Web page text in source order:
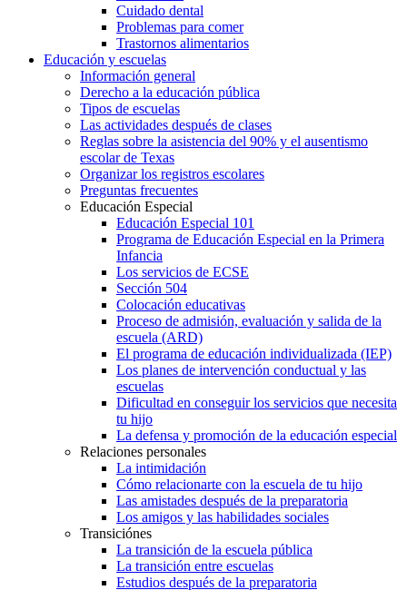
Cuidado dental
Problemas para comer
Trastornos alimentarios
Educación y escuelas
Información general
Derecho a la educación pública
Tipos de escuelas
Las actividades después de clases
Reglas sobre la asistencia del 90% y el ausentismo
escolar de Texas
Organizar los registros escolares
Preguntas frecuentes
Educación Especial
Educación Especial 101
Programa de Educación Especial en la Primera
Infancia
Los servicios de ECSE
Sección 504
Colocación educativas
Proceso de admisión, evaluación y salida de la
escuela (ARD)
El programa de educación individualizada (IEP)
Los planes de intervención conductual y las
escuelas
Dificultad en conseguir los servicios que necesita
tu hijo
La defensa y promoción de la educación especial
Relaciones personales
La intimidación
Cómo relacionarte con la escuela de tu hijo
Las amistades después de la preparatoria
Los amigos y las habilidades sociales
Transiciónes
La transición de la escuela pública
La transición entre escuelas
Estudios después de la preparatoria